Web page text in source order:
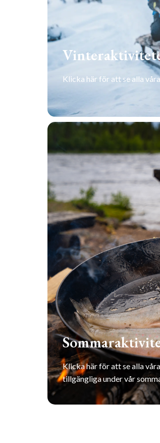
Klicka här för att se alla
Klicka här för att se alla
tillgängliga under vår
SE ALLA